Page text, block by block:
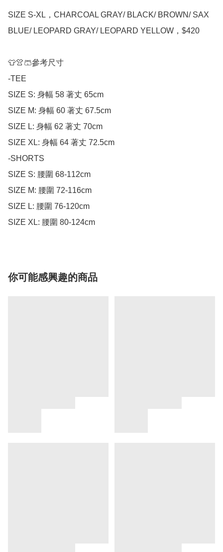
SIZE S-XL，CHARCOAL GRAY/ BLACK/ BROWN/ SAX
BLUE/ LEOPARD GRAY/ LEOPARD YELLOW，$420
👕👚🩳參考尺寸
-TEE
SIZE S: 身幅 58 著丈 65cm
SIZE M: 身幅 60 著丈 67.5cm
SIZE L: 身幅 62 著丈 70cm
SIZE XL: 身幅 64 著丈 72.5cm
-SHORTS
SIZE S: 腰圍 68-112cm
SIZE M: 腰圍 72-116cm
SIZE L: 腰圍 76-120cm
SIZE XL: 腰圍 80-124cm
你可能感興趣的商品